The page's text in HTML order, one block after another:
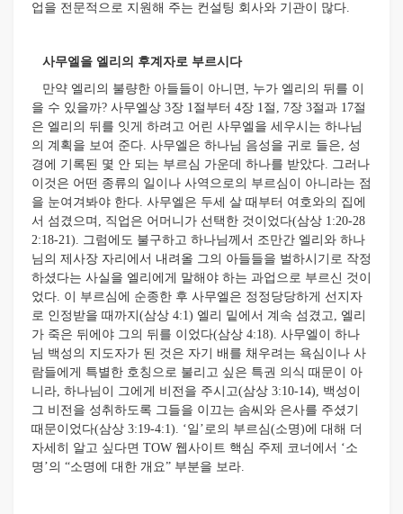
업을 전문적으로 지원해 주는 컨설팅 회사와 기관이 많다.
사무엘을 엘리의 후계자로 부르시다
만약 엘리의 불량한 아들들이 아니면, 누가 엘리의 뒤를 이
을 수 있을까? 사무엘상 3장 1절부터 4장 1절, 7장 3절과 17절
은 엘리의 뒤를 잇게 하려고 어린 사무엘을 세우시는 하나님
의 계획을 보여 준다. 사무엘은 하나님 음성을 귀로 들은, 성
경에 기록된 몇 안 되는 부르심 가운데 하나를 받았다. 그러나
이것은 어떤 종류의 일이나 사역으로의 부르심이 아니라는 점
을 눈여겨봐야 한다. 사무엘은 두세 살 때부터 여호와의 집에
서 섬겼으며, 직업은 어머니가 선택한 것이었다(삼상 1:20-28
2:18-21). 그럼에도 불구하고 하나님께서 조만간 엘리와 하나
님의 제사장 자리에서 내려올 그의 아들들을 벌하시기로 작정
하셨다는 사실을 엘리에게 말해야 하는 과업으로 부르신 것이
었다. 이 부르심에 순종한 후 사무엘은 정정당당하게 선지자
로 인정받을 때까지(삼상 4:1) 엘리 밑에서 계속 섬겼고, 엘리
가 죽은 뒤에야 그의 뒤를 이었다(삼상 4:18). 사무엘이 하나
님 백성의 지도자가 된 것은 자기 배를 채우려는 욕심이나 사
람들에게 특별한 호칭으로 불리고 싶은 특권 의식 때문이 아
니라, 하나님이 그에게 비전을 주시고(삼상 3:10-14), 백성이
그 비전을 성취하도록 그들을 이끄는 솜씨와 은사를 주셨기
때문이었다(삼상 3:19-4:1). ‘일’로의 부르심(소명)에 대해 더
자세히 알고 싶다면 TOW 웹사이트 핵심 주제 코너에서 ‘소
명’의 “소명에 대한 개요” 부분을 보라.